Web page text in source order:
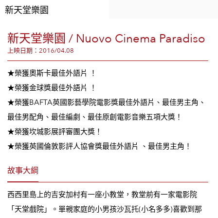
新天堂樂園
新天堂樂園 / Nuovo Cinema Paradiso
上映日期：2016/04.08
★榮獲奧斯卡最佳外語片 ！
★榮獲‪金球獎‎最佳外語片 ！
★榮獲BAFTA英國影藝學院電影獎‪‎最佳外語片、最佳男主角、
最佳男配角、最佳編劇、最佳原創電影音樂五項大獎！
★榮獲坎城影展評審團大獎！
★榮獲英國倫敦影評人協會獎‎最佳外語片 、最佳男主角！
故事大綱
西西里島上的吉安加村有一座小教堂，教堂前有一家電影院
「天堂戲院」。單親家庭的小男孩沙瓦托(小名多多)喜歡到那